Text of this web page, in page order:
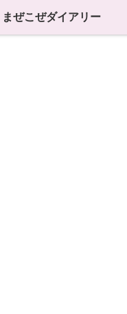
まぜこぜダイアリー
まぜこぜダイアリー